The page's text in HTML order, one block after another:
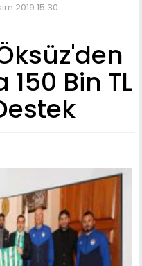
2019 15:30
Bin TL